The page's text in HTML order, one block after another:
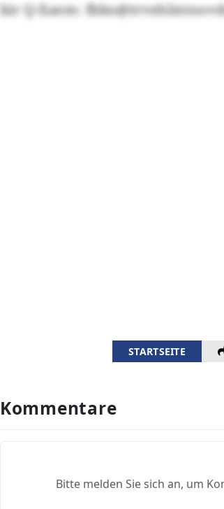
bir Q-Xaem:
STARTSEITE
Kommentare
Bitte melden Sie sich an, um